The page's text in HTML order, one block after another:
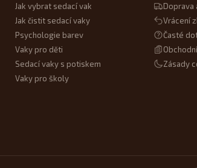
Jak vybrat sedací vak
Jak čistit sedací vaky
Psychologie barev
Vaky pro děti
Sedací vaky s potiskem
Vaky pro školy
Doprava
Vrácení
Časté
Zásady